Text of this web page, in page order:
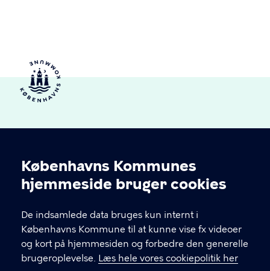
Cookieindstillinger
Københavns Kommunes
hjemmeside bruger cookies
De indsamlede data bruges kun internt i
Københavns Kommune til at kunne vise fx videoer
og kort på hjemmesiden og forbedre den generelle
brugeroplevelse. Læs hele vores cookiepolitik her
Brønshøj-Husum Lokaludvalg
KONTAKT